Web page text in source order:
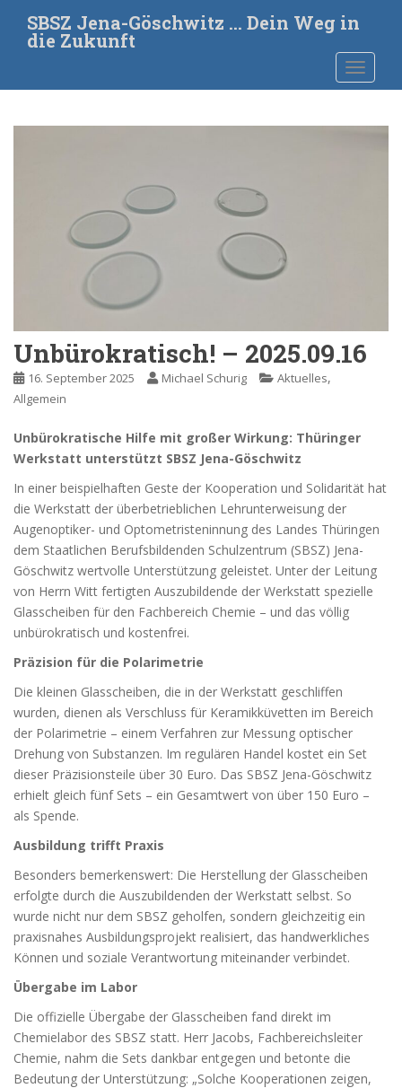
t
SBSZ Jena-Göschwitz … Dein Weg in
die Zukunft
Unbürokratisch! – 2025.09.16
16. September 2025 Michael Schurig Aktuelles,
Allgemein
Unbürokratische Hilfe mit großer Wirkung: Thüringer
Werkstatt unterstützt SBSZ Jena-Göschwitz
In einer beispielhaften Geste der Kooperation und Solidarität hat
die Werkstatt der überbetrieblichen Lehrunterweisung der
Augenoptiker- und Optometristeninnung des Landes Thüringen
dem Staatlichen Berufsbildenden Schulzentrum (SBSZ) Jena-
Göschwitz wertvolle Unterstützung geleistet. Unter der Leitung
von Herrn Witt fertigten Auszubildende der Werkstatt spezielle
Glasscheiben für den Fachbereich Chemie – und das völlig
unbürokratisch und kostenfrei.
Präzision für die Polarimetrie
Die kleinen Glasscheiben, die in der Werkstatt geschliffen
wurden, dienen als Verschluss für Keramikküvetten im Bereich
der Polarimetrie – einem Verfahren zur Messung optischer
Drehung von Substanzen. Im regulären Handel kostet ein Set
dieser Präzisionsteile über 30 Euro. Das SBSZ Jena-Göschwitz
erhielt gleich fünf Sets – ein Gesamtwert von über 150 Euro –
als Spende.
Ausbildung trifft Praxis
Besonders bemerkenswert: Die Herstellung der Glasscheiben
erfolgte durch die Auszubildenden der Werkstatt selbst. So
wurde nicht nur dem SBSZ geholfen, sondern gleichzeitig ein
praxisnahes Ausbildungsprojekt realisiert, das handwerkliches
Können und soziale Verantwortung miteinander verbindet.
Übergabe im Labor
Die offizielle Übergabe der Glasscheiben fand direkt im
Chemielabor des SBSZ statt. Herr Jacobs, Fachbereichsleiter
Chemie, nahm die Sets dankbar entgegen und betonte die
Bedeutung der Unterstützung: „Solche Kooperationen zeigen,